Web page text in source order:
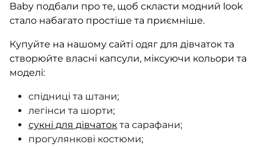
Baby подбали про те, щоб скласти модний look
стало набагато простіше та приємніше.
Купуйте на нашому сайті одяг для дівчаток та
створюйте власні капсули, міксуючи кольори та
моделі:
спідниці та штани;
легінси та шорти;
сукні для дівчаток та сарафани;
прогулянкові костюми;